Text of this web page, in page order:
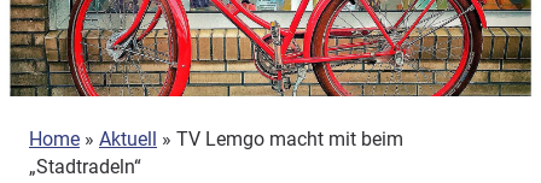
Home » Aktuell » TV Lemgo macht mit beim
„Stadtradeln“